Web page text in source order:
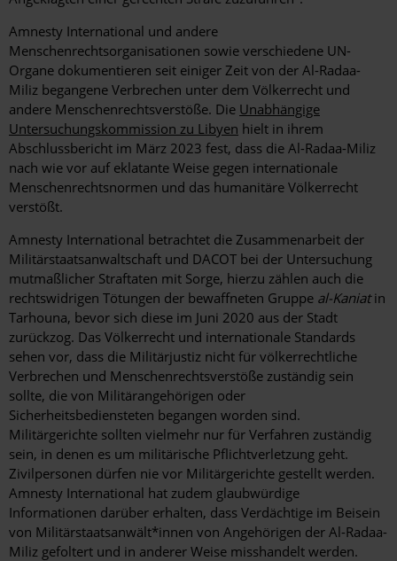
Amnesty International und andere
Menschenrechtsorganisationen sowie verschiedene UN-
Organe dokumentieren seit einiger Zeit von der Al-Radaa-
Miliz begangene Verbrechen unter dem Völkerrecht und
andere Menschenrechtsverstöße. Die Unabhängige
Untersuchungskommission zu Libyen hielt in ihrem
Abschlussbericht im März 2023 fest, dass die Al-Radaa-Miliz
nach wie vor auf eklatante Weise gegen internationale
Menschenrechtsnormen und das humanitäre Völkerrecht
verstößt.
Amnesty International betrachtet die Zusammenarbeit der
Militärstaatsanwaltschaft und DACOT bei der Untersuchung
mutmaßlicher Straftaten mit Sorge, hierzu zählen auch die
rechtswidrigen Tötungen der bewaffneten Gruppe al-Kaniatin
Tarhouna, bevor sich diese im Juni 2020 aus der Stadt
zurückzog. Das Völkerrecht und internationale Standards
sehen vor, dass die Militärjustiz nicht für völkerrechtliche
Verbrechen und Menschenrechtsverstöße zuständig sein
sollte, die von Militärangehörigen oder
Sicherheitsbediensteten begangen worden sind.
Militärgerichte sollten vielmehr nur für Verfahren zuständig
sein, in denen es um militärische Pflichtverletzung geht.
Zivilpersonen dürfen nie vor Militärgerichte gestellt werden.
Amnesty International hat zudem glaubwürdige
Informationen darüber erhalten, dass Verdächtige im Beisein
von Militärstaatsanwält*innen von Angehörigen der Al-Radaa-
Miliz gefoltert und in anderer Weise misshandelt werden.